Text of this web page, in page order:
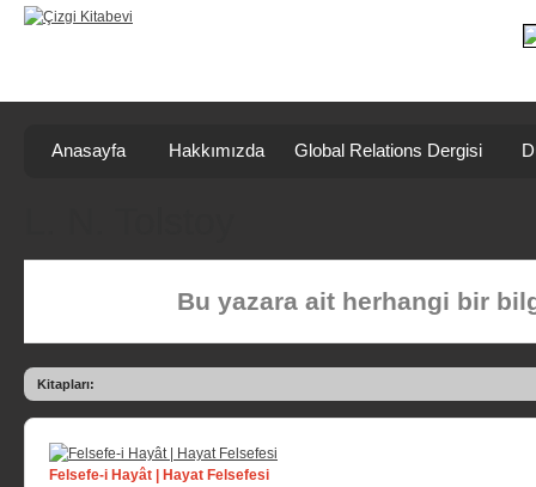
Anasayfa Hakkımızda Global Relations Dergisi
Bu yazara ait herhangi bir
Kitapları:
Felsefe-i Hayât | Hayat Felsefesi